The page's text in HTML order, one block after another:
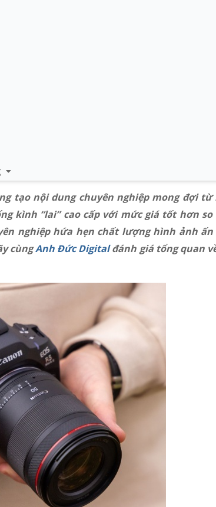
tạo nội dung chuyên nghiệp mong đợi từ
kình “lai” cao cấp với mức giá tốt hơn
nghiệp hứa hẹn chất lượng hình ảnh
cùngAnh Đức Digitalđánh giá tổng quan